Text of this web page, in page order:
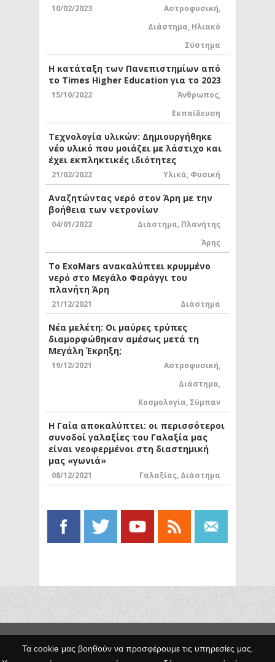
Τα cookie μας βοηθούν να προσφέρουμε τις υπηρεσίες μας.
10/02/2023 Αστροφυσική,
Διάστημα, Ηλιακό
Σύστημα
Η κατάταξη των Πανεπιστημίων από
το Times Higher Education για το 2023
15/10/2022 Άνθρωπος,
Εκπαίδευση
Τεχνολογία υλικών: Δημιουργήθηκε
νέο υλικό που μοιάζει με λάστιχο και
έχει εκπληκτικές ιδιότητες
21/02/2022 Υλικά, Φυσική
Αναζητώντας νερό στον Άρη με την
βοήθεια των νετρονίων
04/01/2022 Διάστημα, Πλανήτης
Άρης
Το ExoMars ανακαλύπτει κρυμμένο
νερό στο Μεγάλο Φαράγγι του
πλανήτη Άρη
21/12/2021 Διάστημα
Νέα μελέτη: Οι μαύρες τρύπες
διαμορφώθηκαν αμέσως μετά τη
Μεγάλη Έκρηξη;
19/12/2021 Αστροφυσική,
Διάστημα,
Κοσμολογία, Σύμπαν
Η Γαία αποκαλύπτει: οι περισσότεροι
συνοδοί γαλαξίες του Γαλαξία μας
είναι νεοφερμένοι στη διαστημική
μας «γωνιά»
08/12/2021 Γαλαξίας, Διάστημα
Κατασκευή